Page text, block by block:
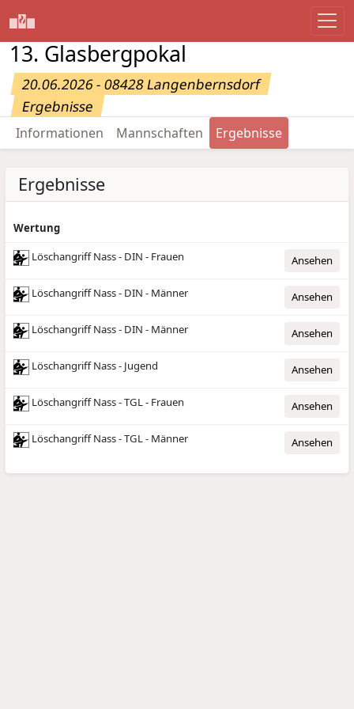
13. Glasbergpokal
20.06.2026 - 08428 Langenbernsdorf
Ergebnisse
Informationen Mannschaften Ergebnisse
Ergebnisse
Wertung
Löschangriff Nass - DIN - Frauen
Ansehen
Löschangriff Nass - DIN - Männer Ansehen
Löschangriff Nass - DIN - Männer Ansehen
Löschangriff Nass - Jugend Ansehen
Löschangriff Nass - TGL - Frauen Ansehen
Löschangriff Nass - TGL - Männer Ansehen